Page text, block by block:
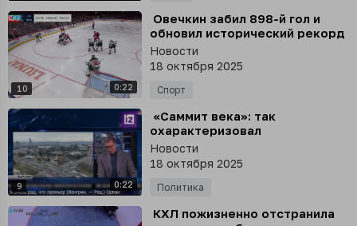
10 0:22
⁣ Овечкин забил 898-й гол и
обновил исторический рекорд
НХЛ
Новости
18 октября 2025
Спорт
9 0:22
⁣ «Саммит века»: так
охарактеризовал
предстоящую встречу Путина
и Трампа президент Сербии
Александр Вучич
Новости
18 октября 2025
Политика
⁣ КХЛ пожизненно отстранила